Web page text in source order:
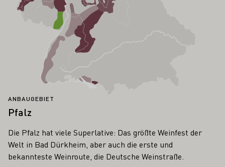
ANBAUGEBIET
Pfalz
Die Pfalz hat viele Superlative: Das größte Weinfest der
Welt in Bad Dürkheim, aber auch die erste und
bekannteste Weinroute, die Deutsche Weinstraße.